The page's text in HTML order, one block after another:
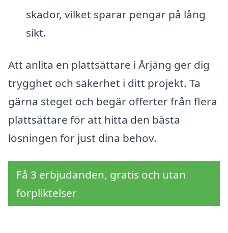
skador, vilket sparar pengar på lång
sikt.
Att anlita en plattsättare i Årjäng ger dig
trygghet och säkerhet i ditt projekt. Ta
gärna steget och begär offerter från flera
plattsättare för att hitta den bästa
lösningen för just dina behov.
Få 3 erbjudanden, gratis och utan
förpliktelser